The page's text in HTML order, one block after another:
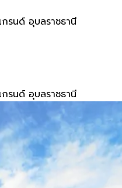
รนด์ อุบลราชธานี
รนด์ อุบลราชธานี